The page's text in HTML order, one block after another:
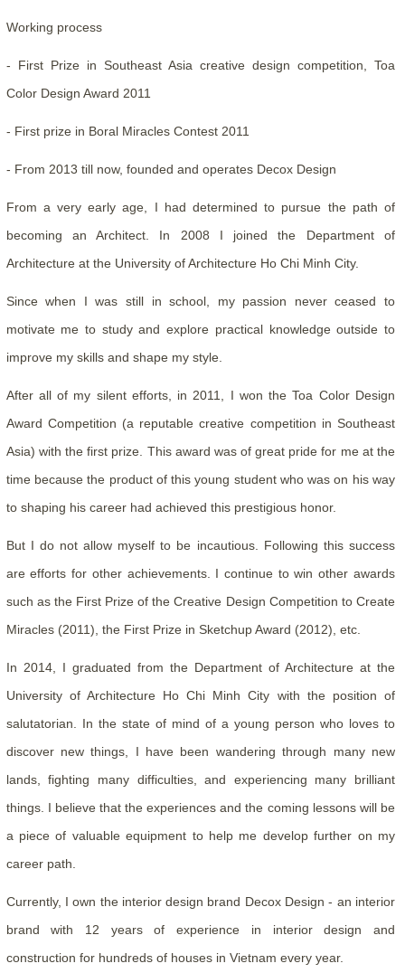
Working process
- First Prize in Southeast Asia creative design competition, Toa
Color Design Award 2011
- First prize in Boral Miracles Contest 2011
- From 2013 till now, founded and operates Decox Design
From a very early age, I had determined to pursue the path of
becoming an Architect. In 2008 I joined the Department of
Architecture at the University of Architecture Ho Chi Minh City.
Since when I was still in school, my passion never ceased to
motivate me to study and explore practical knowledge outside to
improve my skills and shape my style.
After all of my silent efforts, in 2011, I won the Toa Color Design
Award Competition (a reputable creative competition in Southeast
Asia) with the first prize. This award was of great pride for me at the
time because the product of this young student who was on his way
to shaping his career had achieved this prestigious honor.
But I do not allow myself to be incautious. Following this success
are efforts for other achievements. I continue to win other awards
such as the First Prize of the Creative Design Competition to Create
Miracles (2011), the First Prize in Sketchup Award (2012), etc.
In 2014, I graduated from the Department of Architecture at the
University of Architecture Ho Chi Minh City with the position of
salutatorian. In the state of mind of a young person who loves to
discover new things, I have been wandering through many new
lands, fighting many difficulties, and experiencing many brilliant
things. I believe that the experiences and the coming lessons will be
a piece of valuable equipment to help me develop further on my
career path.
Currently, I own the interior design brand Decox Design - an interior
brand with 12 years of experience in interior design and
construction for hundreds of houses in Vietnam every year.